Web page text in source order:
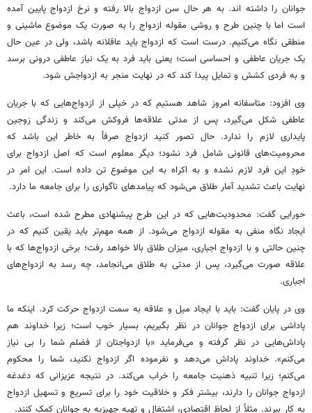
جوانان را داشته اند. به هر حال سن ازدواج بالا رفته و نرخ ازدواج پایین آمده
است اما با چنین طرح و روشی مقوله ازدواج را به صورت یک موضوع ماشینی و
منطقی نگاه می‌کنیم. درست است که ازدواج باید عاقلانه باشد، ولی در عین حال
یک جریان عاطفی و احساسی است؛ یعنی باید فرد به یک نیاز عاطفی درونی برسد
و به فردی کشش و تمایل پیدا کند که در نهایت منجر به ازدواجش شود.
وی افزود: متاسفانه امروز شاهد هستیم که در خیلی از ازدواج‌هایی که با جریان
عاطفی شکل می‌گیرد، پس از مدتی علاقه‌ها فروکش می‌کند و زندگی زوجین
پایداری لازم را ندارد. حال تصور کنید ازدواج صرفاً به خاطر این باشد که
محرومیت‌های قانونی شامل فرد نشود؛ دیگر معلوم است که اصل ازدواج برای
خودِ این فرد لازم نشده و به اکراه به این موضوع تن داده است. این امر در
نهایت باعث تشدید آمار طلاق می‌شود که پیامدهای ناگواری را برای جامعه ما دارد.
حورایی گفت: محدودیت‌هایی که در این طرح پیشنهادی مطرح شده است، باعث
ایجاد نگاه منفی به مقوله ازدواج می‌شود. از همه مهم‌تر باید یقین کنیم که در
چنین حالتی و با ازدواج اجباری، میزان طلاق بالا خواهد رفت؛ برخی ازدواج‌ها که با
علاقه صورت می‌گیرد، پس از مدتی به طلاق می‌انجامد، چه رسد به ازدواج‌های
اجباری.
وی در پایان گفت: باید با ایجاد میل و علاقه به سمت ازدواج حرکت کرد. اینکه ما
پاداشی برای ازدواج جوانان در نظر بگیریم، بسیار خوب است؛ زیرا خداوند هم
پاداش‌هایی در نظر گرفته و می‌فرماید «با ازدواجتان از فضلم شما را بی نیاز
می‌کنم». خداوند پاداش می‌دهد و نفرموده اگر ازدواج نکنید، شما را محکوم
می‌کنم؛ زیرا تنبیه ذهنیت جامعه را خراب می‌کند. در نتیجه عزیزانی که دغدغه
ازدواج جوانان را دارند، بیشتر فکر و خلاقیت خود را برای تسریع و تسهیل ازدواج
به کار ببرند. مثلاً از لحاظ اقتصادی، اشتغال و تهیه جهیزیه به جوانان کمک کنند.